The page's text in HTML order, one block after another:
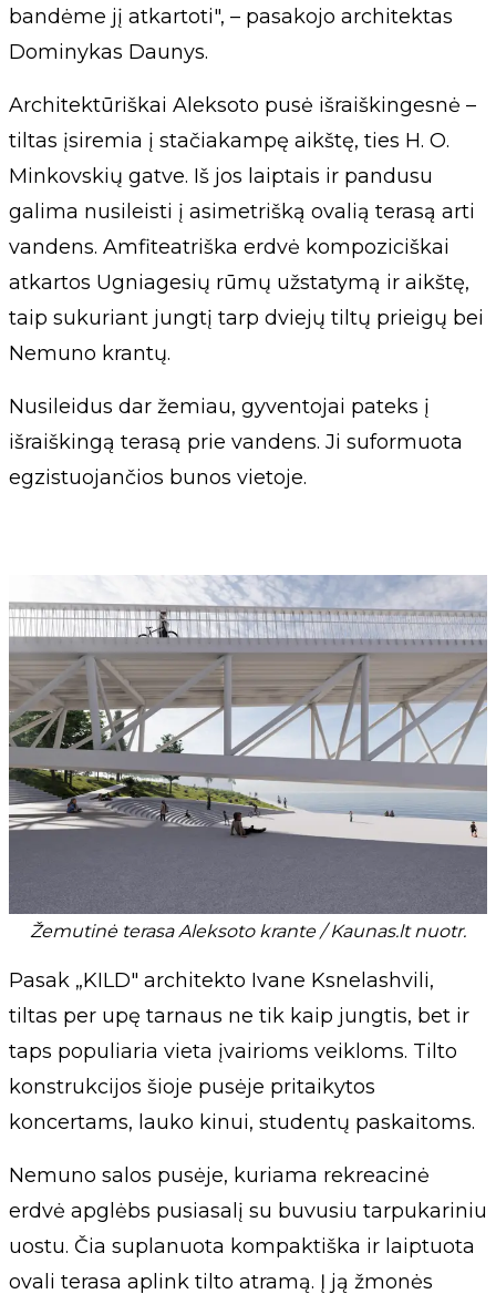
bandėme jį atkartoti", – pasakojo architektas
Dominykas Daunys.
Architektūriškai Aleksoto pusė išraiškingesnė –
tiltas įsiremia į stačiakampę aikštę, ties H. O.
Minkovskių gatve. Iš jos laiptais ir pandusu
galima nusileisti į asimetrišką ovalią terasą arti
vandens. Amfiteatriška erdvė kompoziciškai
atkartos Ugniagesių rūmų užstatymą ir aikštę,
taip sukuriant jungtį tarp dviejų tiltų prieigų bei
Nemuno krantų.
Nusileidus dar žemiau, gyventojai pateks į
išraiškingą terasą prie vandens. Ji suformuota
egzistuojančios bunos vietoje.
Žemutinė terasa Aleksoto krante / Kaunas.lt nuotr.
Pasak „KILD" architekto Ivane Ksnelashvili,
tiltas per upę tarnaus ne tik kaip jungtis, bet ir
taps populiaria vieta įvairioms veikloms. Tilto
konstrukcijos šioje pusėje pritaikytos
koncertams, lauko kinui, studentų paskaitoms.
Nemuno salos pusėje, kuriama rekreacinė
erdvė apglėbs pusiasalį su buvusiu tarpukariniu
uostu. Čia suplanuota kompaktiška ir laiptuota
ovali terasa aplink tilto atramą. Į ją žmonės